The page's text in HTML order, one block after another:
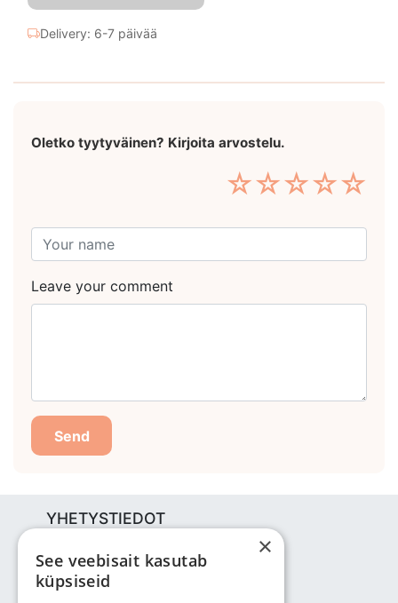
Delivery: 6-7 päivää
Oletko tyytyväinen? Kirjoita arvostelu.
☆
☆
☆
☆
☆
Leave your comment
Send
YHETYSTIEDOT
Vabaõhukooli tee 4, Tallinn, 12013
Reg nr: 14690362
×
See veebisait kasutab
küpsiseid